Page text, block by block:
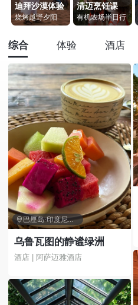
迪拜沙漠体验
烧烤越野夕阳
清迈烹饪课
有机农场半日行
综合 体验 酒店
 巴厘岛·印度尼西亚
乌鲁瓦图的静谧绿洲
酒店 | 阿萨迈雅酒店